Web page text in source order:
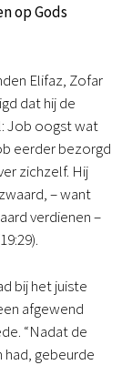
op Gods
Elifaz, Zofar
dat hij de
Job oogst wat
eerder bezorgd
zichzelf. Hij
– want
verdienen –
bij het juiste
afgewend
“Nadat de
gebeurde